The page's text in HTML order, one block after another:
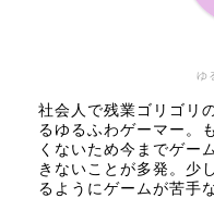
ゆ
社会人で残業ゴリゴリ
るゆるふわゲーマー。
くないため今までゲー
きないことが多発。少
るようにゲームが苦手